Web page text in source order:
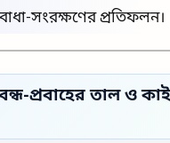
সংরক্ষণের প্রতিফলন।
প্রবাহের তাল ও